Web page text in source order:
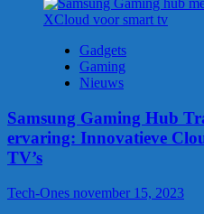
Gadgets
Gaming
Nieuws
Samsung Gaming Hub
ervaring: Innovatieve
TV’s
Tech-Ones november 15, 2023